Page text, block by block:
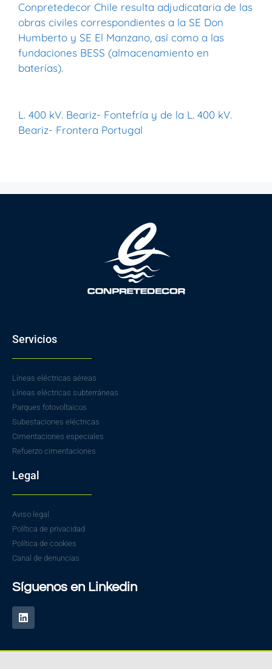
Conpretedecor Chile resulta adjudicataria de las
obras civiles correspondientes a la SE Don
Humberto y SE El Manzano, así como a las
fundaciones BESS (almacenamiento en
baterías).
L. 400 kV. Beariz- Fontefría y de la L. 400 kV.
Beariz- Frontera Portugal
Servicios
Líneas eléctricas aéreas
Líneas eléctricas subterráneas
Parques fotovoltaicos
Subestaciones eléctricas
Cimentaciones especiales
Refuerzo cimentaciones
Legal
Aviso legal
Política de privacidad
Política de cookies
Canal de denuncias
Síguenos en Linkedin